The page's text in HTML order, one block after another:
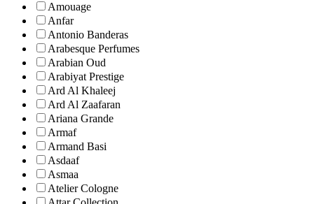
Amouage
Anfar
Antonio Banderas
Arabesque Perfumes
Arabian Oud
Arabiyat Prestige
Ard Al Khaleej
Ard Al Zaafaran
Ariana Grande
Armaf
Armand Basi
Asdaaf
Asmaa
Atelier Cologne